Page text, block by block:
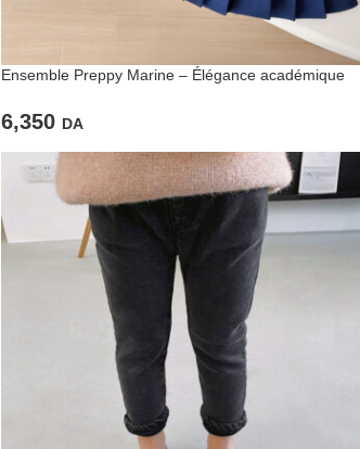
Ensemble Preppy Marine – Élégance académique
6,350 DA